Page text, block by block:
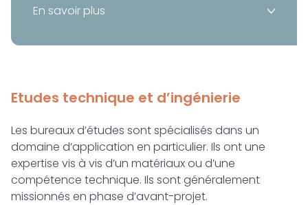
En savoir plus >
Etudes technique et d’ingénierie
Les bureaux d’études sont spécialisés dans un
domaine d’application en particulier. Ils ont une
expertise vis à vis d’un matériaux ou d’une
compétence technique. Ils sont généralement
missionnés en phase d’avant-projet.